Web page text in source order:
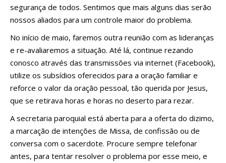
segurança de todos. Sentimos que mais alguns dias serão
nossos aliados para um controle maior do problema.
No início de maio, faremos outra reunião com as lideranças
e re-avaliaremos a situação. Até lá, continue rezando
conosco através das transmissões via internet (Facebook),
utilize os subsídios oferecidos para a oração familiar e
reforce o valor da oração pessoal, tão querida por Jesus,
que se retirava horas e horas no deserto para rezar.
A secretaria paroquial está aberta para a oferta do dizimo,
a marcação de intenções de Missa, de confissão ou de
conversa com o sacerdote. Procure sempre telefonar
antes, para tentar resolver o problema por esse meio, e